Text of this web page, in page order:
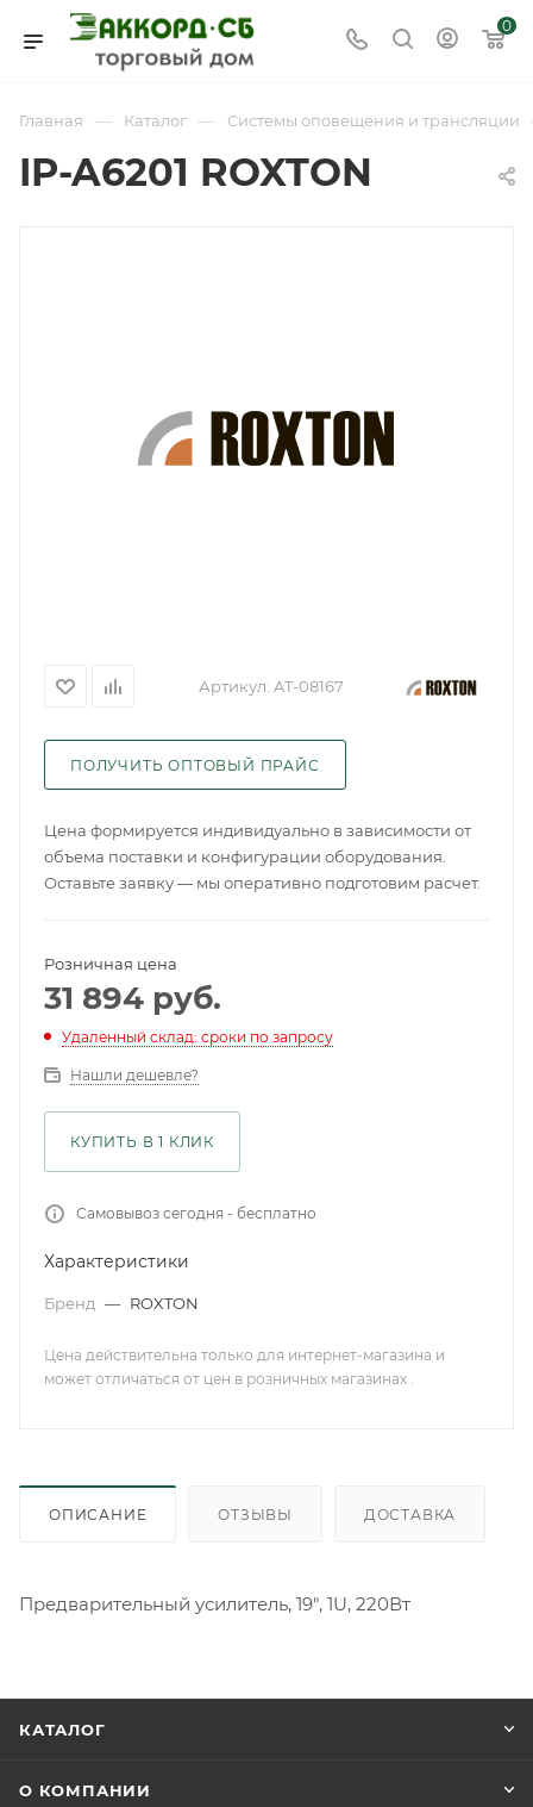
0
Главная — Каталог — Системы оповещения и трансляции
IP-A6201 ROXTON
Артикул: AT-08167
ПОЛУЧИТЬ ОПТОВЫЙ ПРАЙС
Цена формируется индивидуально в зависимости от
объема поставки и конфигурации оборудования.
Оставьте заявку — мы оперативно подготовим расчет.
Розничная цена
31 894 руб.
Удаленный склад: сроки по запросу
Нашли дешевле?
КУПИТЬ В 1 КЛИК
Самовывоз сегодня - бесплатно
Характеристики
Бренд — ROXTON
Цена действительна только для интернет-магазина и
может отличаться от цен в розничных магазинах .
ОПИСАНИЕ ОТЗЫВЫ ДОСТАВКА
Предварительный yсилитель, 19", 1U, 220Вт
КАТАЛОГ
О КОМПАНИИ